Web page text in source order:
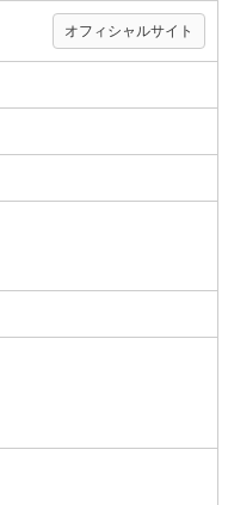
オフィシャルサイト